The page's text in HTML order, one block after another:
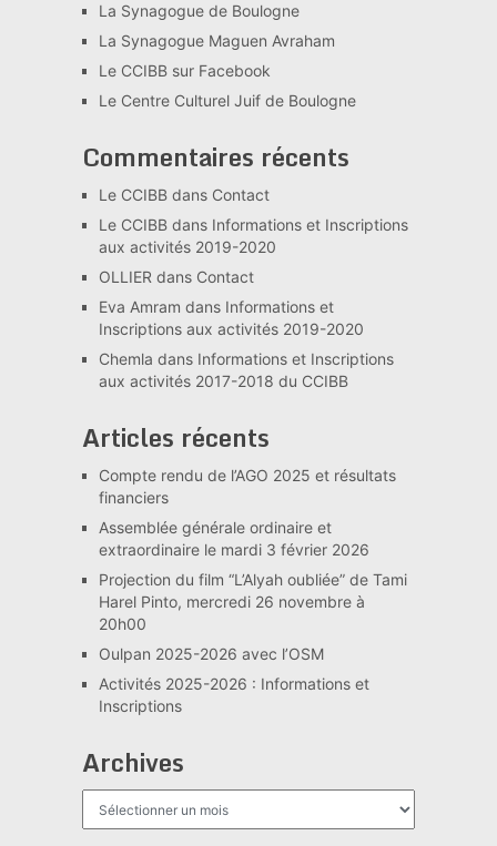
La Synagogue de Boulogne
La Synagogue Maguen Avraham
Le CCIBB sur Facebook
Le Centre Culturel Juif de Boulogne
Commentaires récents
Le CCIBBdans Contact
Le CCIBBdans Informations et Inscriptions
aux activités 2019-2020
OLLIER dans Contact
Eva Amram dans Informations et
Inscriptions aux activités 2019-2020
Chemla dans Informations et Inscriptions
aux activités 2017-2018 du CCIBB
Articles récents
Compte rendu de l’AGO 2025 et résultats
financiers
Assemblée générale ordinaire et
extraordinaire le mardi 3 février 2026
Projection du film “L’Alyah oubliée” de Tami
Harel Pinto, mercredi 26 novembre à
20h00
Oulpan 2025-2026 avec l’OSM
Activités 2025-2026 : Informations et
Inscriptions
Archives